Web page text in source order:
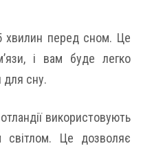
хвилин перед сном. Це
і вам буде легко
для сну.
використовують
світлом. Це дозволяє